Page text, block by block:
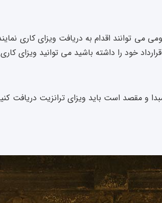
می توانند اقدام به دریافت ویزای کاری
خود را داشته باشید می توانید ویزای
و مقصد است باید ویزای ترانزیت دریافت